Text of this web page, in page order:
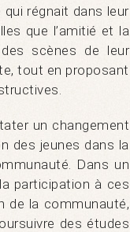
qui régnait dans leur
que l’amitié et la
scènes de leur
tout en proposant
un changement
des jeunes dans la
Dans un
participation à ces
de la communauté,
des études